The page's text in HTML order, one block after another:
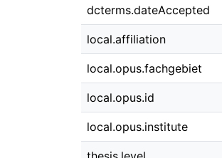
dcterms.dateAccepted
local.affiliation
local.opus.fachgebiet
local.opus.id
local.opus.institute